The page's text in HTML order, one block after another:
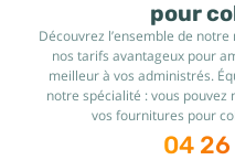
pour
Découvrez l’ensemble de
nos tarifs avantageux pour
meilleur à vos administrés.
notre spécialité : vous
vos fournitures pour
04 26